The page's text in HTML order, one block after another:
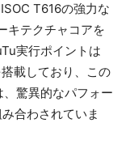
T616の強力な
キテクチャコアを
実行ポイントは
載しており、この
驚異的なパフォー
合わされていま